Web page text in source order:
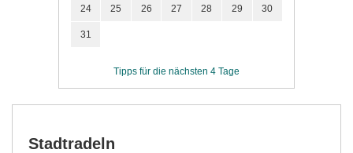
24 25 26 27 28 29 30
31
Tipps für die nächsten 4 Tage
Stadtradeln